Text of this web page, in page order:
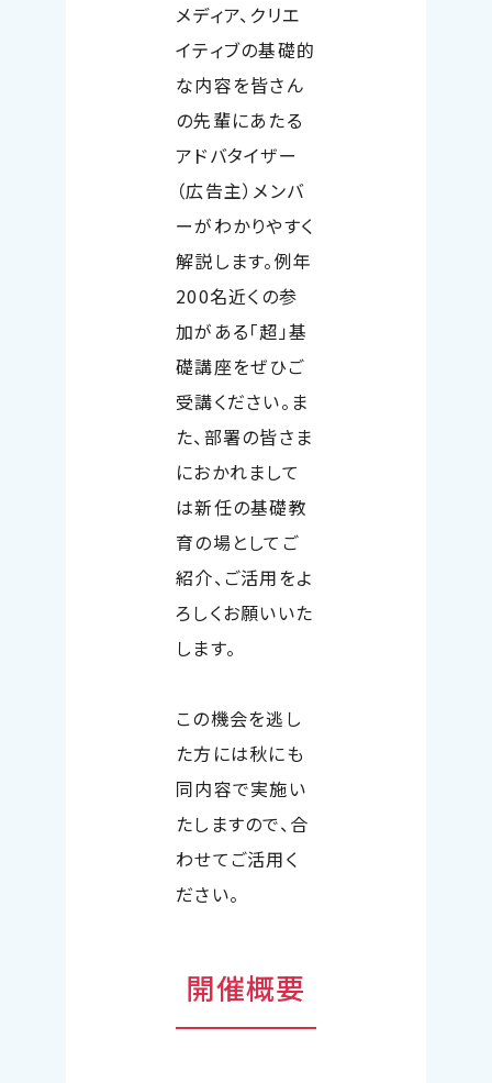
メディア、クリエ
イティブの基礎的
な内容を皆さん
の先輩にあたる
アドバタイザー
（広告主）メンバ
ーがわかりやすく
解説します。例年
200名近くの参
加がある「超」基
礎講座をぜひご
受講ください。ま
た、部署の皆さま
におかれまして
は新任の基礎教
育の場としてご
紹介、ご活用をよ
ろしくお願いいた
します。
この機会を逃し
た方には秋にも
同内容で実施い
たしますので、合
わせてご活用く
ださい。
開催概要